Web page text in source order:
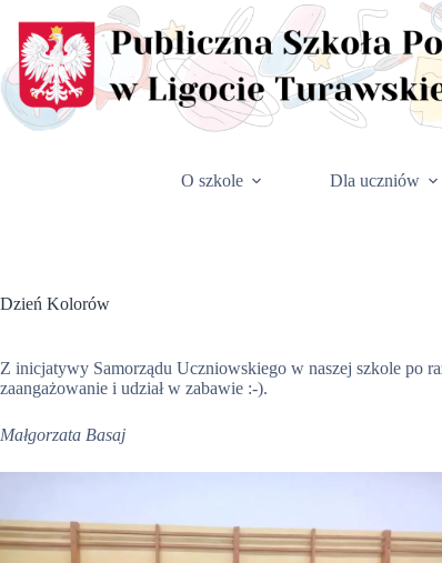
treści
O szkole Dla uczniów
Dzień Kolorów
Z inicjatywy Samorządu Uczniowskiego w naszej szkole po
zaangażowanie i udział w zabawie :-).
Małgorzata Basaj